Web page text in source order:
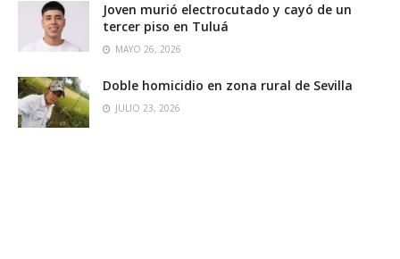
Joven murió electrocutado y cayó de un
tercer piso en Tuluá
MAYO 26, 2026
Doble homicidio en zona rural de Sevilla
JULIO 23, 2026